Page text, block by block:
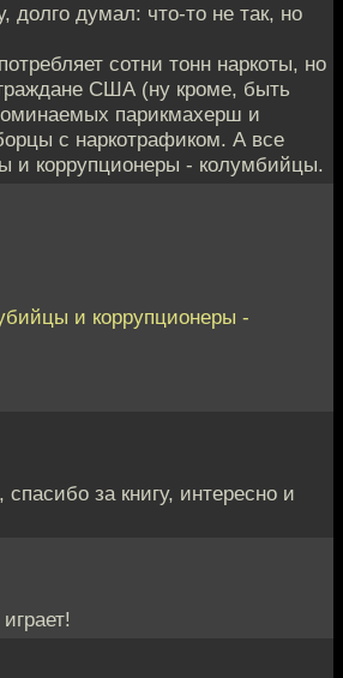
долго думал: что-то не так, но
сотни тонн наркоты, но
США (ну кроме, быть
парикмахерш и
с наркотрафиком. А все
и коррупционеры - колумбийцы.
и коррупционеры -
за книгу, интересно и